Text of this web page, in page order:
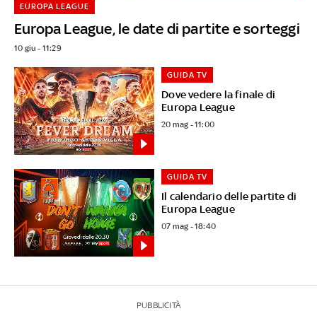
Europa League, le date di partite e sorteggi
EUROPA LEAGUE
10 giu - 11:29
Dove vedere la finale di
Europa League
GUIDA TV
20 mag - 11:00
Il calendario delle partite di
Europa League
GUIDA TV
07 mag - 18:40
PUBBLICITÀ